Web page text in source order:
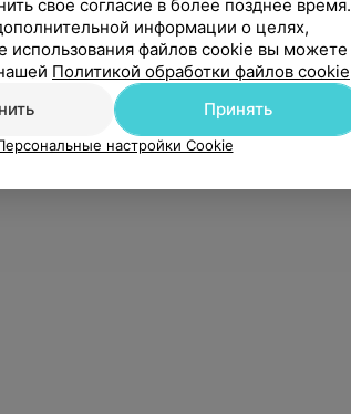
свое согласие в более позднее время.
информации о целях,
использования файлов cookie вы можете
Политикой обработки файлов cookie
Принять
настройки Cookie